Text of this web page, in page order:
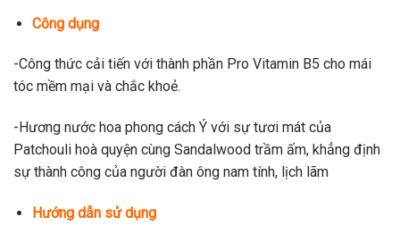
Công dụng
-Công thức cải tiến với thành phần Pro Vitamin B5 cho mái
tóc mềm mại và chắc khoẻ.
-Hương nước hoa phong cách Ý với sự tươi mát của
Patchouli hoà quyện cùng Sandalwood trầm ấm, khẳng định
sự thành công của người đàn ông nam tính, lịch lãm
Hướng dẫn sử dụng